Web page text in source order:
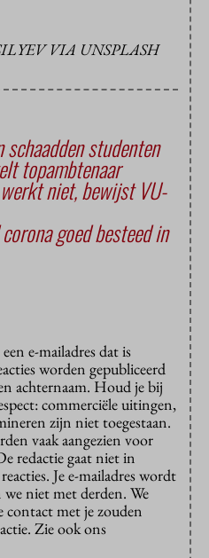
VIA UNSPLASH
studenten
topambtenaar
niet, bewijst VU-
goed besteed in
e-mailadres dat is
worden gepubliceerd
achternaam. Houd je bij
commerciële uitingen,
zijn niet toegestaan.
vaak aangezien voor
redactie gaat niet in
Je e-mailadres wordt
niet met derden. We
contact met je zouden
Zie ook ons